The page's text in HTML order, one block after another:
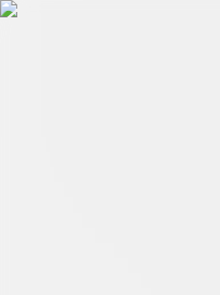
Hopp til hovudinnhald